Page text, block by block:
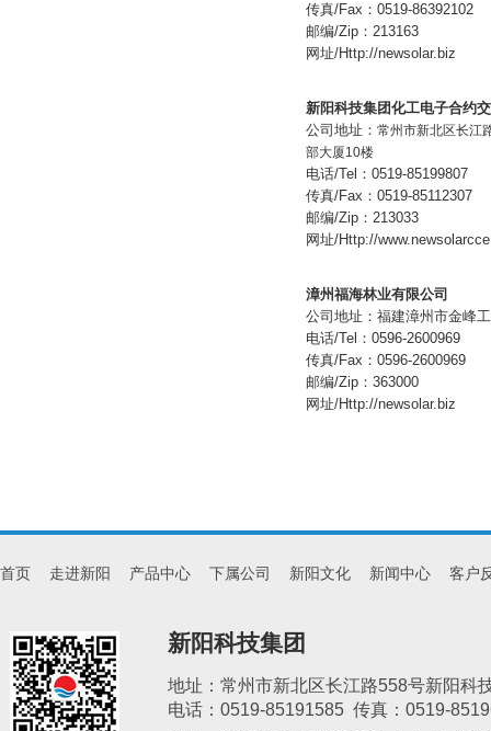
传真/Fax：0519-86392102
邮编/Zip：213163
网址/Http://newsolar.biz
新阳科技集团化工电子合约
公司地址： 常州市新北区长江
部大厦10楼
电话/Tel：0519-85199807
传真/Fax：0519-85112307
邮编/Zip：213033
网址/Http://
漳州福海林业有限公司
公司地址：福建漳州市金峰
电话/Tel：0596-2600969
传真/Fax：0596-2600969
邮编/Zip：363000
网址/Http://newsolar.biz
首页 走进新阳 产品中心 下属公司 新阳文化 新闻中心 客户
新阳科技集团
地址：常州市新北区长江路558号新阳科
电话：0519-85191585 传真：0519-